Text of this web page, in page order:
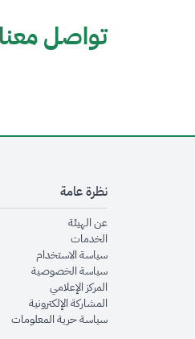
تواصل معنا
نظرة عامة
عن الهيئةnew window
الخدماتnew window
سياسة الاستخدام
سياسة الخصوصية
المركز الإعلاميwindow
المشاركة الإلكترونية
سياسة حرية المعلومات